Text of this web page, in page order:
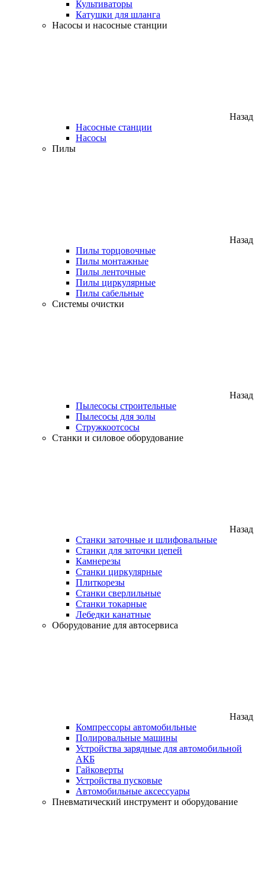
Культиваторы
Катушки для шланга
Насосы и насосные станции
Назад
Насосные станции
Насосы
Пилы
Назад
Пилы торцовочные
Пилы монтажные
Пилы ленточные
Пилы циркулярные
Пилы сабельные
Системы очистки
Назад
Пылесосы строительные
Пылесосы для золы
Стружкоотсосы
Станки и силовое оборудование
Назад
Станки заточные и шлифовальные
Станки для заточки цепей
Камнерезы
Станки циркулярные
Плиткорезы
Станки сверлильные
Станки токарные
Лебедки канатные
Оборудование для автосервиса
Назад
Компрессоры автомобильные
Полировальные машины
Устройства зарядные для автомобильной
АКБ
Гайковерты
Устройства пусковые
Автомобильные аксессуары
Пневматический инструмент и оборудование